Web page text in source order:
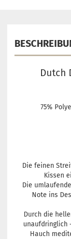
Dutch
75%
Die feinen
Kissen
Die
Note ins
Durch die
unaufdringlich
Hauch